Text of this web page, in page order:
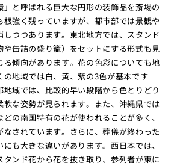
」と呼ばれる巨大な円形の装飾品を斎場の
強く残っていますが、都市部では景観や
つつあります。東北地方では、スタンド
や缶詰の盛り籠）をセットにする形式も見
る傾向があります。花の色彩についても地
の地域では白、黄、紫の3色が基本です
域では、比較的早い段階から色とりどり
軟な姿勢が見られます。また、沖縄県では
の南国特有の花が使われることが多く、
されています。さらに、葬儀が終わった
も大きな違いがあります。西日本では、
タンド花から花を抜き取り、参列者が束に